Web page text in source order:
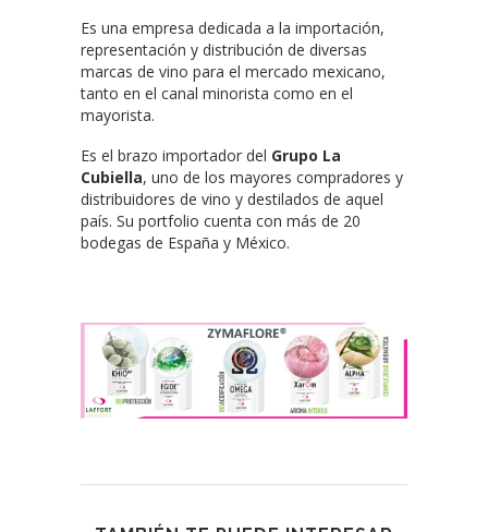
Es una empresa dedicada a la importación,
representación y distribución de diversas
marcas de vino para el mercado mexicano,
tanto en el canal minorista como en el
mayorista.
Es el brazo importador del Grupo La
Cubiella, uno de los mayores compradores y
distribuidores de vino y destilados de aquel
país. Su portfolio cuenta con más de 20
bodegas de España y México.